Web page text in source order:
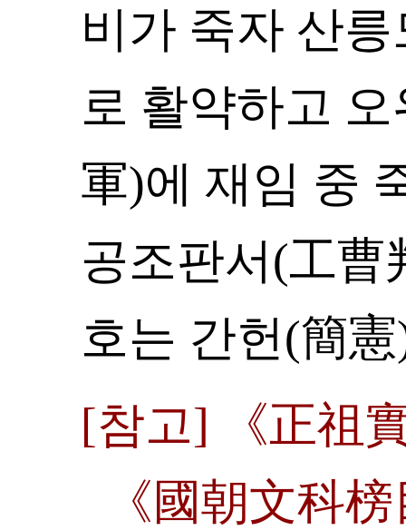
비가 죽자 산
로 활약하고
軍)에 재임 중
공조판서(工曹
호는 간헌(簡
[참고] 《正祖
《國朝文科